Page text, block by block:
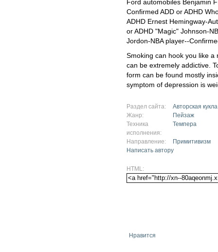
Ford automobiles Benjamin
Confirmed ADD or ADHD
ADHD Ernest Hemingway-
or ADHD "Magic" Johnson-
Jordon-NBA player--
Smoking can hook you like a
can be extremely addictive.
form can be found mostly
symptom of depression is
Раздел сайта:
Авторская
Жанр:
Пейзаж
Техника
исполнения:
Темпера
Направление:
Примитивизм
Написать автору
HTML:
Нравится